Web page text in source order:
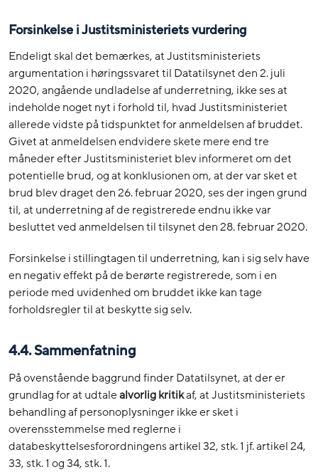
Forsinkelse i Justitsministeriets vurdering
Endeligt skal det bemærkes, at Justitsministeriets
argumentation i høringssvaret til Datatilsynet den 2. juli
2020, angående undladelse af underretning, ikke ses at
indeholde noget nyt i forhold til, hvad Justitsministeriet
allerede vidste på tidspunktet for anmeldelsen af bruddet.
Givet at anmeldelsen endvidere skete mere end tre
måneder efter Justitsministeriet blev informeret om det
potentielle brud, og at konklusionen om, at der var sket et
brud blev draget den 26. februar 2020, ses der ingen grund
til, at underretning af de registrerede endnu ikke var
besluttet ved anmeldelsen til tilsynet den 28. februar 2020.
Forsinkelse i stillingtagen til underretning, kan i sig selv have
en negativ effekt på de berørte registrerede, som i en
periode med uvidenhed om bruddet ikke kan tage
forholdsregler til at beskytte sig selv.
4.4. Sammenfatning
På ovenstående baggrund finder Datatilsynet, at der er
grundlag for at udtalealvorligkritikaf, at Justitsministeriets
behandling af personoplysninger ikke er sket i
overensstemmelse med reglerne i
databeskyttelsesforordningens artikel 32, stk. 1 jf. artikel 24,
33, stk. 1 og 34, stk. 1.